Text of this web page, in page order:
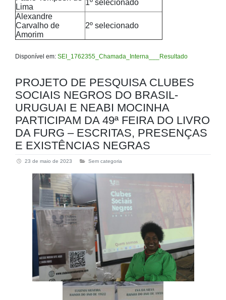
Lima
1º selecionado
Alexandre
Carvalho de
Amorim
2º selecionado
Disponível em: SEI_1762355_Chamada_Interna___Resultado
PROJETO DE PESQUISA CLUBES
SOCIAIS NEGROS DO BRASIL-
URUGUAI E NEABI MOCINHA
PARTICIPAM DA 49ª FEIRA DO LIVRO
DA FURG – ESCRITAS, PRESENÇAS
E EXISTÊNCIAS NEGRAS
23 de maio de 2023 Sem categoria